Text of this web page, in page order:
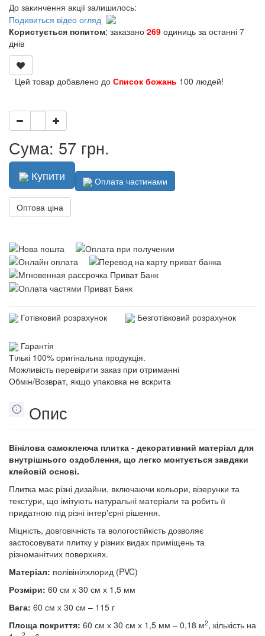
До закинчення акції залишилось:
Подивиться відео огляд
Користується попитом; заказано 269 одиниць за останні 7
днів
Цей товар добавлено до Список божань 100 людей!
Сума: 57 грн.
Купити Оплата частинами
Оптова ціна
Готівковий розрахунок Безготівковий розрахунок
Гарантія
Тількі 100% оригінальна продукція.
Можливість перевірити заказ при отриманні
Обмін/Возврат, якщо упаковка не вскрита
Опис
Вінілова самоклеюча плитка - декоративний матеріал для
внутрішнього оздоблення, що легко монтується завдяки
клейовій основі.
Плитка має різні дизайни, включаючи кольори, візерунки та
текстури, що імітують натуральні матеріали та робить її
придатною під різні інтер'єрні рішення.
Міцність, довговічність та вологостійкість дозволяє
застосовувати плитку у різних видах приміщень та
різноманітних поверхнях.
Матеріал: полівінілхлорид (PVC)
Розміри: 60 см х 30 см х 1,5 мм
Вага: 60 см х 30 см – 115 г
Площа покриття: 60 см х 30 см х 1,5 мм – 0,18 м2, кількість на